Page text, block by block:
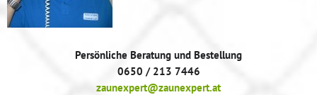
Persönliche Beratung und Bestellung
0650 / 213 7446
zaunexpert@zaunexpert.at